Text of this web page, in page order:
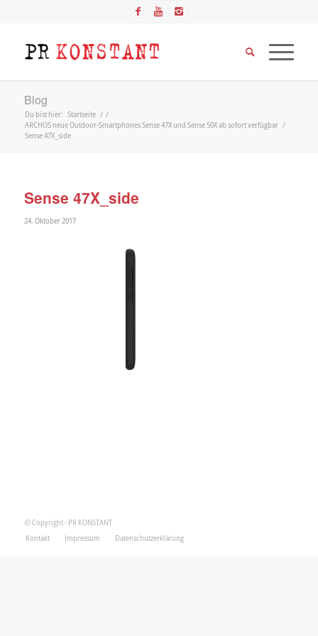
Blog
Du bist hier: Startseite / /
ARCHOS neue Outdoor-Smartphones Sense 47X und Sense 50X ab sofort verfügbar /
Sense 47X_side
Sense 47X_side
24. Oktober 2017
© Copyright - PR KONSTANT
Kontakt
Impressum Datenschutzerklärung